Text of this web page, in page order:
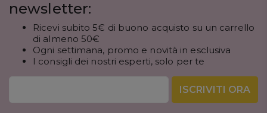
newsletter:
Ricevi subito 5€ di buono acquisto su un carrello
di almeno 50€
Ogni settimana, promo e novità in esclusiva
I consigli dei nostri esperti, solo per te
ISCRIVITI ORA